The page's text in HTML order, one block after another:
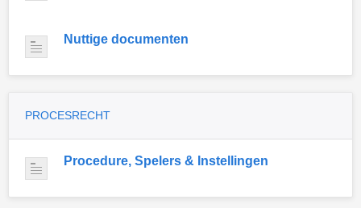
Nuttige documenten
PROCESRECHT
Procedure, Spelers & Instellingen